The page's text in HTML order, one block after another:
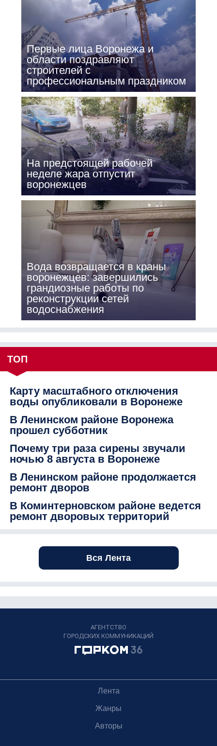
Первые лица Воронежа и
области поздравляют
строителей с
профессиональным праздником
На предстоящей рабочей
неделе жара отпустит
воронежцев
Вода возвращается в краны
воронежцев: завершились
грандиозные работы по
реконструкции сетей
водоснабжения
ТОП
Карту масштабного отключения
воды опубликовали в Воронеже
В Ленинском районе Воронежа
прошел субботник
Почему три раза сирены звучали
ночью 8 августа в Воронеже
В Ленинском районе продолжается
ремонт дворов
В Коминтерновском районе ведется
ремонт дворовых территорий
Вся Лента
АГЕНТСТВО
ГОРОДСКИХ КОММУНИКАЦИЙ
Лента
Жанры
Авторы